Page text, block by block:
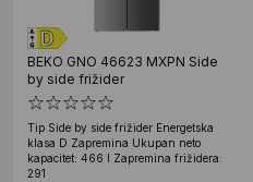
BEKO GNO 46623 MXPN Side
by side frižider
Tip Side by side frižider Energetska
klasa D Zapremina Ukupan neto
kapacitet: 466 l Zapremina frižidera:
291